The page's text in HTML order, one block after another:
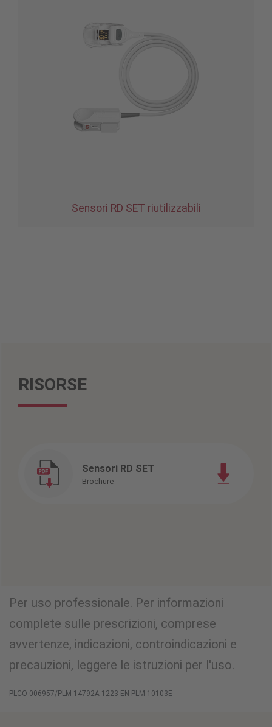
Sensori RD SET riutilizzabili
RISORSE
Sensori RD SET
Brochure
Per uso professionale. Per informazioni
complete sulle prescrizioni, comprese
avvertenze, indicazioni, controindicazioni e
precauzioni, leggere le istruzioni per l'uso.
PLCO-006957/PLM-14792A-1223 EN-PLM-10103E